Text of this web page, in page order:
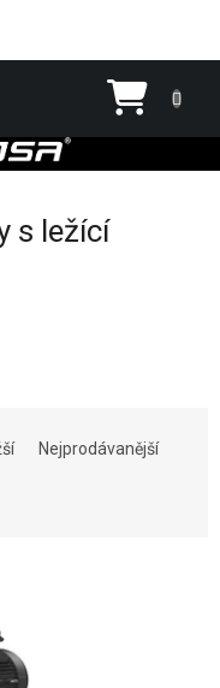
s ležící
Nejprodávanější